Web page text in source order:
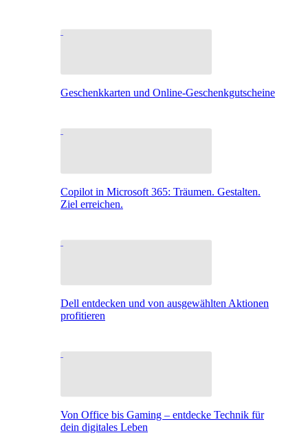
Geschenkkarten und Online-Geschenkgutscheine
Copilot in Microsoft 365: Träumen. Gestalten.
Ziel erreichen.
Dell entdecken und von ausgewählten Aktionen
profitieren
Von Office bis Gaming – entdecke Technik für
dein digitales Leben